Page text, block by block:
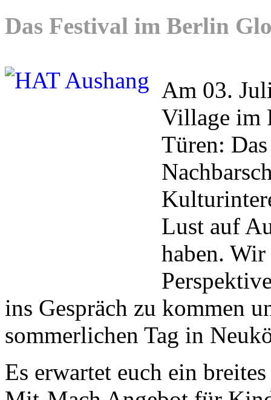
Das Festival im Berlin
Am 03.
Village im
Türen:
Lust auf
haben. Wir
ins Gespräch zu kommen
sommerlichen Tag in
Es erwartet euch ein